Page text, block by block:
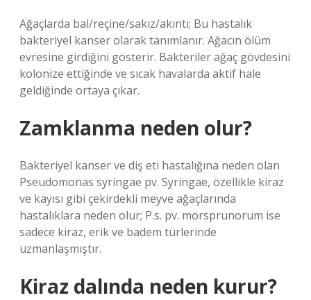
Ağaçlarda bal/reçine/sakız/akıntı; Bu hastalık
bakteriyel kanser olarak tanımlanır. Ağacın ölüm
evresine girdiğini gösterir. Bakteriler ağaç gövdesini
kolonize ettiğinde ve sıcak havalarda aktif hale
geldiğinde ortaya çıkar.
Zamklanma neden olur?
Bakteriyel kanser ve diş eti hastalığına neden olan
Pseudomonas syringae pv. Syringae, özellikle kiraz
ve kayısı gibi çekirdekli meyve ağaçlarında
hastalıklara neden olur; P.s. pv. morsprunorum ise
sadece kiraz, erik ve badem türlerinde
uzmanlaşmıştır.
Kiraz dalında neden kurur?